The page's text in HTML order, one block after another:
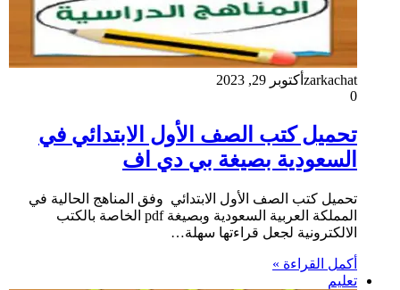
zarkachat أكتوبر 29, 2023
0
تحميل كتب الصف الأول الابتدائي في
السعودية بصيغة بي دي اف
تحميل كتب الصف الأول الابتدائي وفق المناهج الحالية في
المملكة العربية السعودية وبصيغة pdf الخاصة بالكتب
الالكترونية لجعل قراءتها سهلة…
أكمل القراءة »
تعليم